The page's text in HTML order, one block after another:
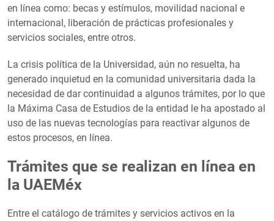
en línea como: becas y estímulos, movilidad nacional e
internacional, liberación de prácticas profesionales y
servicios sociales, entre otros.
La crisis política de la Universidad, aún no resuelta, ha
generado inquietud en la comunidad universitaria dada la
necesidad de dar continuidad a algunos trámites, por lo que
la Máxima Casa de Estudios de la entidad le ha apostado al
uso de las nuevas tecnologías para reactivar algunos de
estos procesos, en línea.
Trámites que se realizan en línea en
la UAEMéx
Entre el catálogo de trámites y servicios activos en la